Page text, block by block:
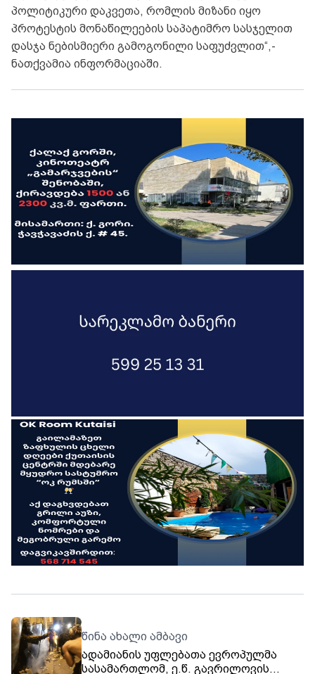
პოლიტიკური დაკვეთა, რომლის მიზანი იყო
პროტესტის მონაწილეების საპატიმრო სასჯელით
დასჯა ნებისმიერი გამოგონილი საფუძვლით“,-
ნათქვამია ინფორმაციაში.
წინა ახალი ამბავი
ადამიანის უფლებათა ევროპულმა
სასამართლომ, ე.წ. გავრილოვის